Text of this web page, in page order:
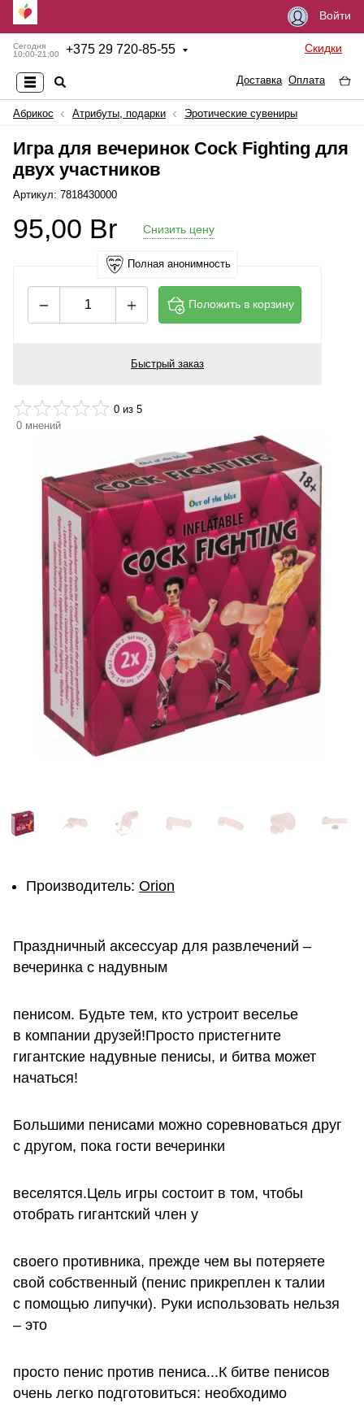
Войти
Сегодня
10:00-21:00
+375 29 720-85-55 Скидки
Доставка Оплата
Абрикос Атрибуты, подарки Эротические сувениры
Игра для вечеринок Cock Fighting для
двух участников
Артикул: 7818430000
95,00 Br Снизить цену
Полная анонимность
Положить в корзину
Быстрый заказ
0 из 5
0 мнений
Производитель: Orion
Праздничный аксессуар для развлечений –
вечеринка с надувным
пенисом. Будьте тем, кто устроит веселье
в компании друзей!Просто пристегните
гигантские надувные пенисы, и битва может
начаться!
Большими пенисами можно соревноваться друг
с другом, пока гости вечеринки
веселятся.Цель игры состоит в том, чтобы
отобрать гигантский член у
своего противника, прежде чем вы потеряете
свой собственный (пенис прикреплен к талии
с помощью липучки). Руки использовать нельзя
– это
просто пенис против пениса...К битве пенисов
очень легко подготовиться: необходимо